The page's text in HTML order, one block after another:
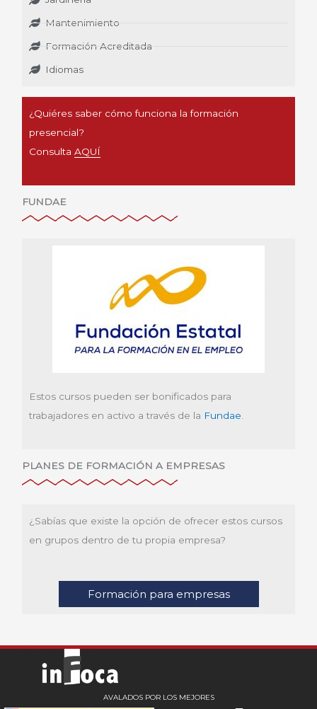
Mantenimiento
Formación Acreditada
Idiomas
¿Quiéres saber cómo funciona la formación
presencial?
ConsultaAQUÍ
FUNDAE
Estos cursos pueden ser bonificados para
trabajadores en activo a través de la Fundae
PLANES DE FORMACIÓN A EMPRESAS
¿Sabías que existe la opción de ofrecer estos cursos
en grupos dentro de tu propia empresa?
Formación para empresas
AVALADOS POR LOS MEJORES